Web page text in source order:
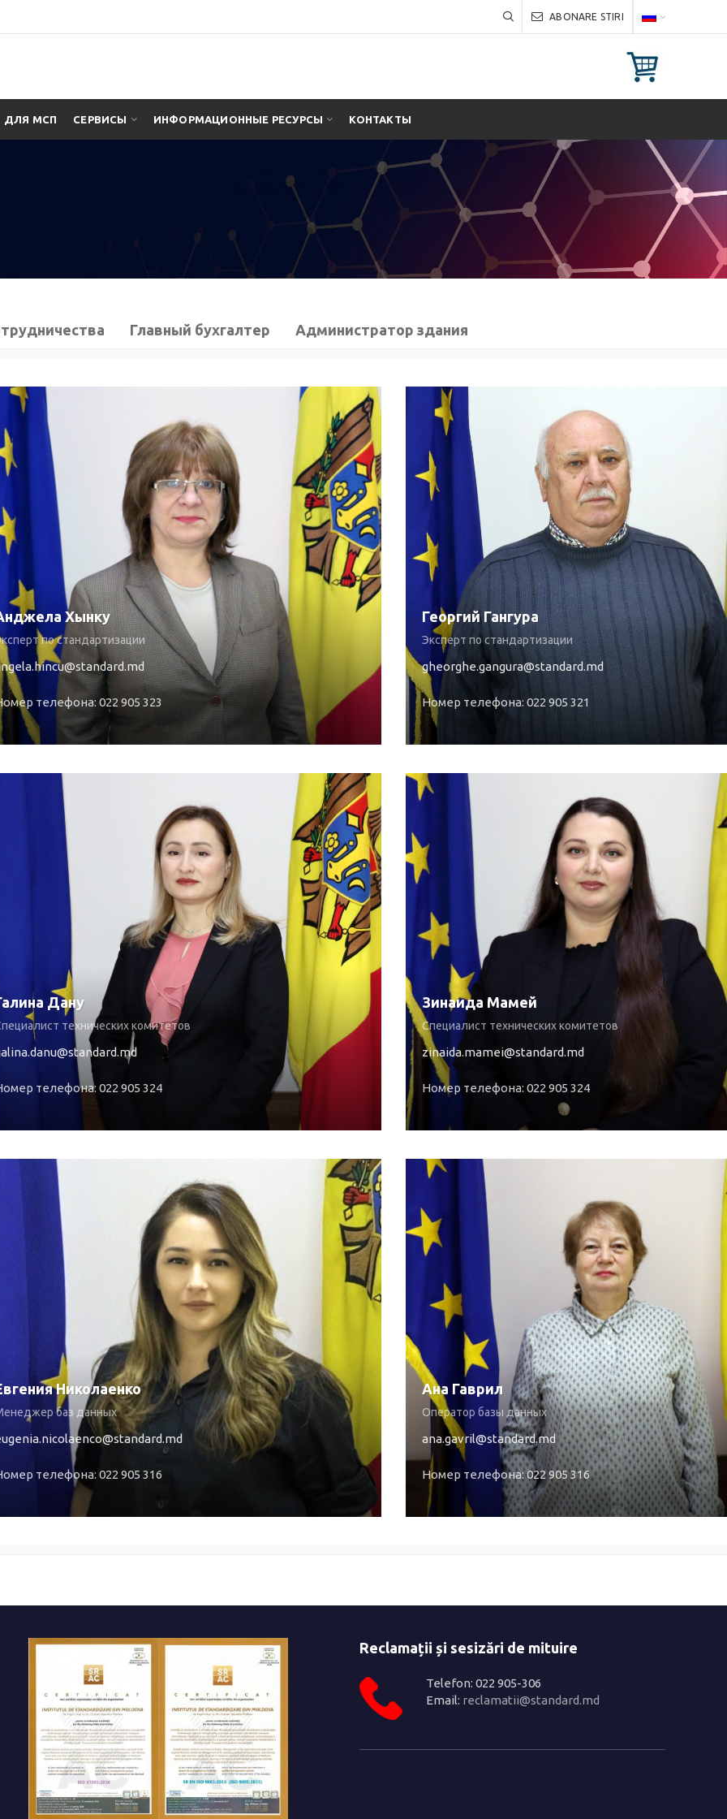
ABONARE STIRI
ДЛЯ МСП СЕРВИСЫ ИНФОРМАЦИОННЫЕ РЕСУРСЫ КОНТАКТЫ
Главный бухгалтер Администратор здания
Хынку
по стандартизации
телефона: 022 905 323
Дану
технических комитетов
телефона: 022 905 324
Николаенко
баз данных
телефона: 022 905 316
Георгий Гангура
Эксперт по стандартизации
gheorghe.gangura@standard.md
Номер телефона: 022 905 321
Зинаида Мамей
Специалист технических комитетов
zinaida.mamei@standard.md
Номер телефона: 022 905 324
Ана Гаврил
Оператор базы данных
ana.gavril@standard.md
Номер телефона: 022 905 316
Reclamații și sesizări de mituire
Telefon: 022 905-306
Email: reclamatii@standard.md